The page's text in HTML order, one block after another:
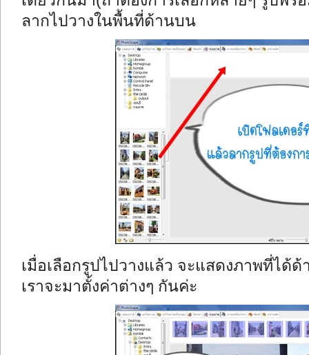
ลากไปวางในพื้นที่ด้านบน
เมื่อเลือกรูปไปวางแล้ว จะแสดงภาพที่ได้
เราจะมาตั้งค่าต่างๆ กันค่ะ